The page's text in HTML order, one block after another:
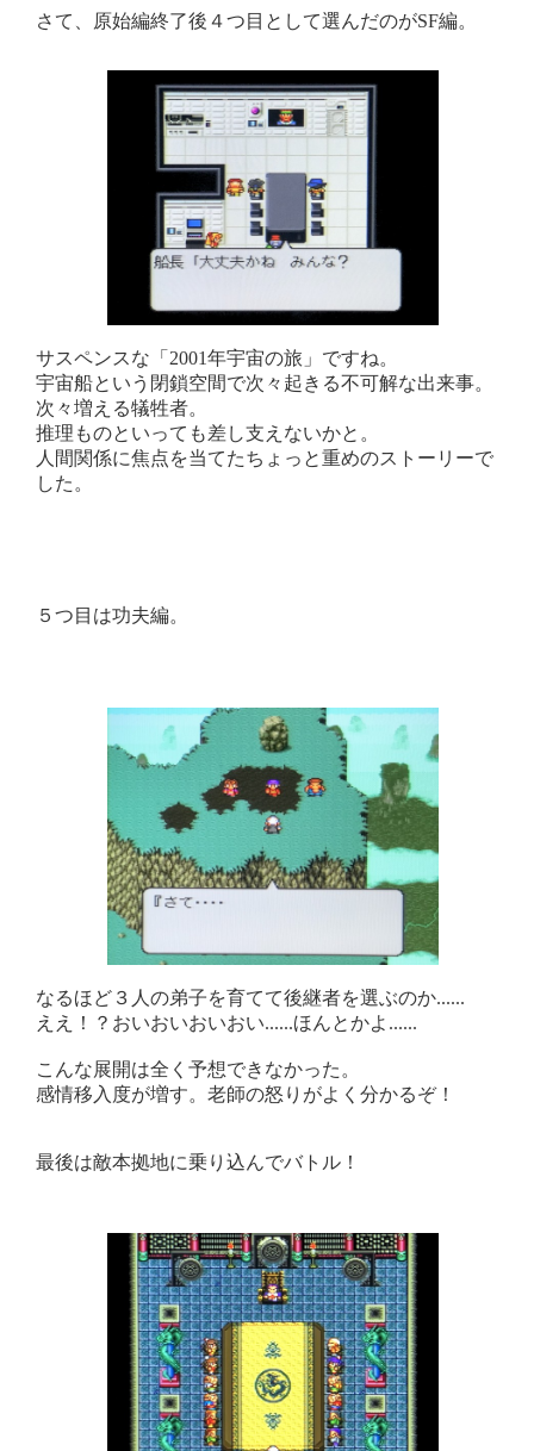
さて、原始編終了後４つ目として選んだのがSF編。
サスペンスな「2001年宇宙の旅」ですね。
宇宙船という閉鎖空間で次々起きる不可解な出来事。
次々増える犠牲者。
推理ものといっても差し支えないかと。
人間関係に焦点を当てたちょっと重めのストーリーで
した。
５つ目は功夫編。
なるほど３人の弟子を育てて後継者を選ぶのか......
ええ！？おいおいおいおい......ほんとかよ......
こんな展開は全く予想できなかった。
感情移入度が増す。老師の怒りがよく分かるぞ！
最後は敵本拠地に乗り込んでバトル！